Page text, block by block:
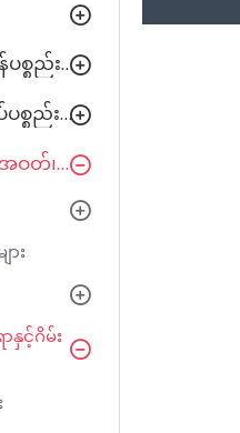
အိမ်မွေးတိရိစ္ဆာန်ပစ္စည်းများ
အိတ်နှင့်ဆက်စပ်ပစ္စည်းများ
မိခင်နှင့်ကလေးအဝတ်၊အသုံးအဆောင်
း
နှင့်ဂိမ်း